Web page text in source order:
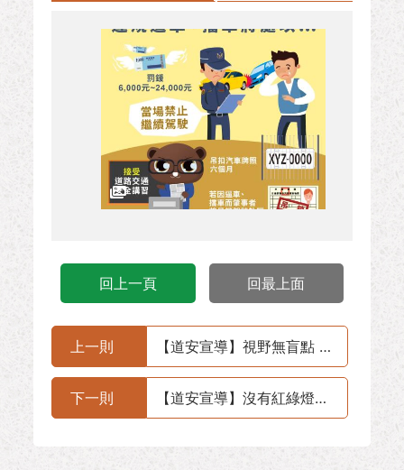
回上一頁 回最上面
上一則 【道安宣導】視野無盲點 請安裝行車視野輔助系統
下一則 【道安宣導】沒有紅綠燈號誌的路口誰先走?